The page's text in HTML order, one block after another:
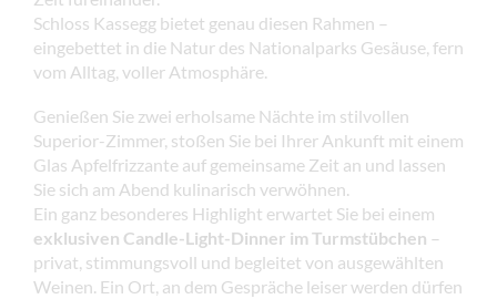
Schloss Kassegg bietet genau diesen Rahmen –
eingebettet in die Natur des Nationalparks Gesäuse, fern
vom Alltag, voller Atmosphäre.
Genießen Sie zwei erholsame Nächte im stilvollen
Superior-Zimmer, stoßen Sie bei Ihrer Ankunft mit einem
Glas Apfelfrizzante auf gemeinsame Zeit an und lassen
Sie sich am Abend kulinarisch verwöhnen.
Ein ganz besonderes Highlight erwartet Sie bei einem
exklusiven Candle-Light-Dinner im Turmstübchen –
privat, stimmungsvoll und begleitet von ausgewählten
Weinen. Ein Ort, an dem Gespräche leiser werden dürfen